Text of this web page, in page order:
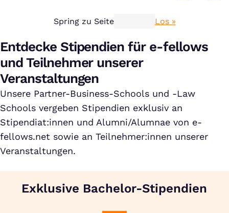
Spring zu Seite Los »
Entdecke Stipendien für e-fellows
und Teilnehmer unserer
Veranstaltungen
Unsere Partner-Business-Schools und -Law
Schools vergeben Stipendien exklusiv an
Stipendiat:innen und Alumni/Alumnae von e-
fellows.net sowie an Teilnehmer:innen unserer
Veranstaltungen.
Exklusive Bachelor-Stipendien